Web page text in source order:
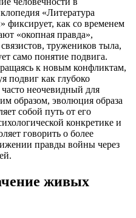
«Литература
фиксирует, как со временем
«окопная правда»,
тружеников тыла,
само понятие подвига.
к новым конфликтам,
подвиг как глубоко
неочевидный для
образом, эволюция образа
собой путь от его
конкретике и
говорить о более
правды войны через
живых